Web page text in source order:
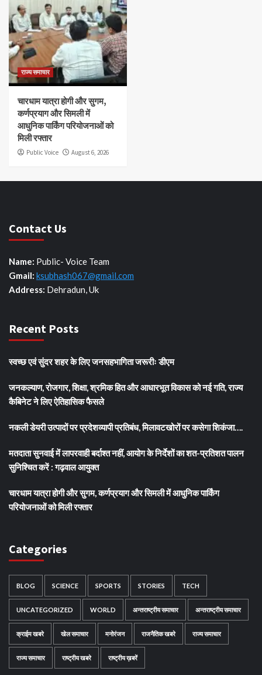
राज्य समाचार
चारधाम यात्रा होगी और सुगम,
कर्णप्रयाग और सिमली में
आधुनिक पार्किंग परियोजनाओं को
मिली रफ्तार
Public Voice August 6, 2026
Contact Us
Name: Public- Voice Team
Gmail: ksubhash067@gmail.com
Address: Dehradun, Uk
Recent Posts
स्वच्छ एवं सुंदर शहर के लिए जनसहभागिता जरूरीः डीएम
जनकल्याण, रोजगार, शिक्षा, श्रमिक हित और आधारभूत विकास को नई गति, राज्य
कैबिनेट ने लिए ऐतिहासिक फैसले
नकली डेयरी उत्पादों पर प्रदेशव्यापी प्रतिबंध, मिलावटखोरों पर कसेगा शिकंजा….
मतदाता सुनवाई में लापरवाही बर्दाश्त नहीं, आयोग के निर्देशों का शत-प्रतिशत पालन
सुनिश्चित करें : गढ़वाल आयुक्त
चारधाम यात्रा होगी और सुगम, कर्णप्रयाग और सिमली में आधुनिक पार्किंग
परियोजनाओं को मिली रफ्तार
Categories
BLOG SCIENCE SPORTS STORIES TECH
UNCATEGORIZED WORLD अन्तराष्ट्रीय समाचार अन्तराष्ट्रीय समाचार
क्राईम खबरे खेल समाचार मनोरंजन राजनैतिक खबरे राज्य समाचार
राज्य समाचार राष्ट्रीय खबरे राष्ट्रीय ख़बरें